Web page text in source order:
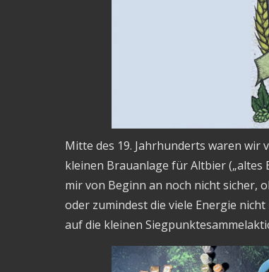
Mitte des 19. Jahrhunderts waren
kleinen Brauanlage für Altbier („altes
mir von Beginn an noch nicht sicher,
oder zumindest die viele Energie
auf die kleinen